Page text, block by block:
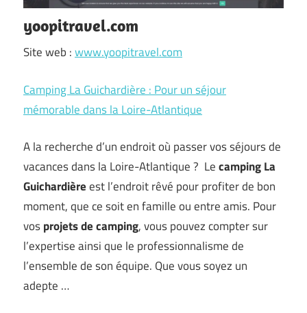
yoopitravel.com
Site web :www.yoopitravel.com
Camping La Guichardière : Pour un séjour
mémorable dans la Loire-Atlantique
A la recherche d’un endroit où passer vos séjours de
vacances dans la Loire-Atlantique ? Lecamping La
Guichardièreest l’endroit rêvé pour profiter de bon
moment, que ce soit en famille ou entre amis. Pour
vosprojets de camping, vous pouvez compter sur
l’expertise ainsi que le professionnalisme de
l’ensemble de son équipe. Que vous soyez un
adepte …